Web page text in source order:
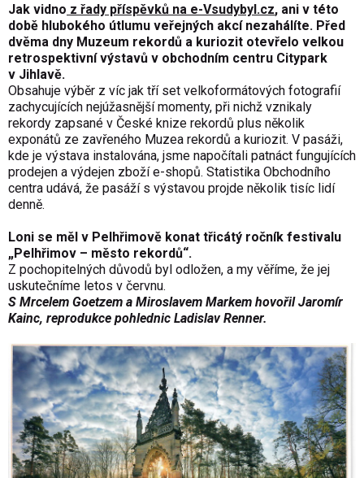
Jak vidno z řady příspěvků na e-Vsudybyl.cz, ani v této
době hlubokého útlumu veřejných akcí nezahálíte. Před
dvěma dny Muzeum rekordů a kuriozit otevřelo velkou
retrospektivní výstavů v obchodním centru Citypark
v Jihlavě.
Obsahuje výběr z víc jak tří set velkoformátových fotografií
zachycujících nejúžasnější momenty, při nichž vznikaly
rekordy zapsané v České knize rekordů plus několik
exponátů ze zavřeného Muzea rekordů a kuriozit. V pasáži,
kde je výstava instalována, jsme napočítali patnáct fungujících
prodejen a výdejen zboží e-shopů. Statistika Obchodního
centra udává, že pasáží s výstavou projde několik tisíc lidí
denně.
Loni se měl v Pelhřimově konat třicátý ročník festivalu
„Pelhřimov – město rekordů“.
Z pochopitelných důvodů byl odložen, a my věříme, že jej
uskutečníme letos v červnu.
S Mrcelem Goetzem a Miroslavem Markem hovořil Jaromír
Kainc, reprodukce pohlednic Ladislav Renner.